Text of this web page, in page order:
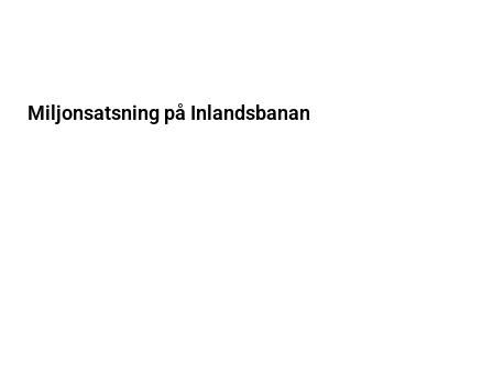
Miljonsatsning på Inlandsbanan